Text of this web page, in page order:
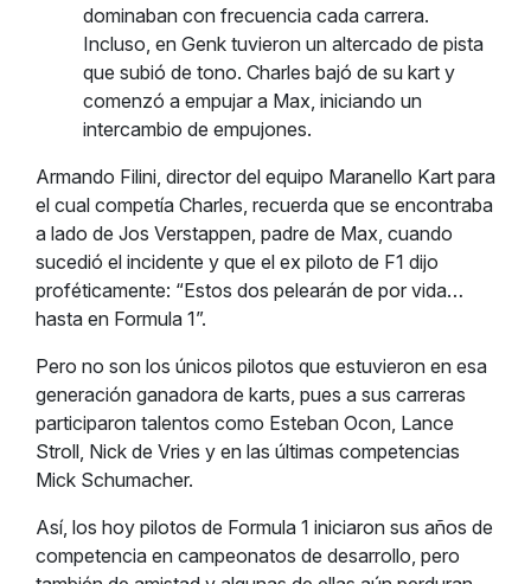
dominaban con frecuencia cada carrera.
Incluso, en Genk tuvieron un altercado de pista
que subió de tono. Charles bajó de su kart y
comenzó a empujar a Max, iniciando un
intercambio de empujones.
Armando Filini, director del equipo Maranello Kart para
el cual competía Charles, recuerda que se encontraba
a lado de Jos Verstappen, padre de Max, cuando
sucedió el incidente y que el ex piloto de F1 dijo
proféticamente: “Estos dos pelearán de por vida…
hasta en Formula 1”.
Pero no son los únicos pilotos que estuvieron en esa
generación ganadora de karts, pues a sus carreras
participaron talentos como Esteban Ocon, Lance
Stroll, Nick de Vries y en las últimas competencias
Mick Schumacher.
Así, los hoy pilotos de Formula 1 iniciaron sus años de
competencia en campeonatos de desarrollo, pero